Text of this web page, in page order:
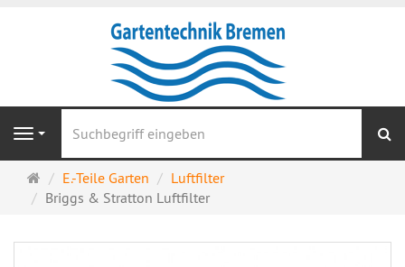
Navigation
Startseite
E.-Teile Garten
Luftfilter
Briggs & Stratton Luftfilter